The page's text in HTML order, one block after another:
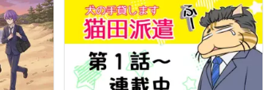
（CAGR）3.5%で成長し、2037年末までには
111億米ド...